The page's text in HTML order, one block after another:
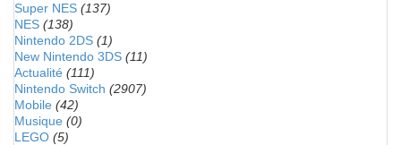
Super NES (137)
NES (138)
Nintendo 2DS (1)
New Nintendo 3DS (11)
Actualité (111)
Nintendo Switch (2907)
Mobile (42)
Musique (0)
LEGO (5)